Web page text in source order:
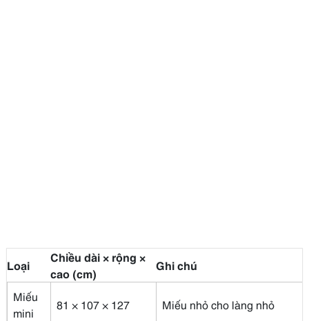
Loại
Chiều dài × rộng ×
cao (cm)
Ghi chú
Miếu
mini
81 × 107 × 127 Miếu nhỏ cho làng nhỏ